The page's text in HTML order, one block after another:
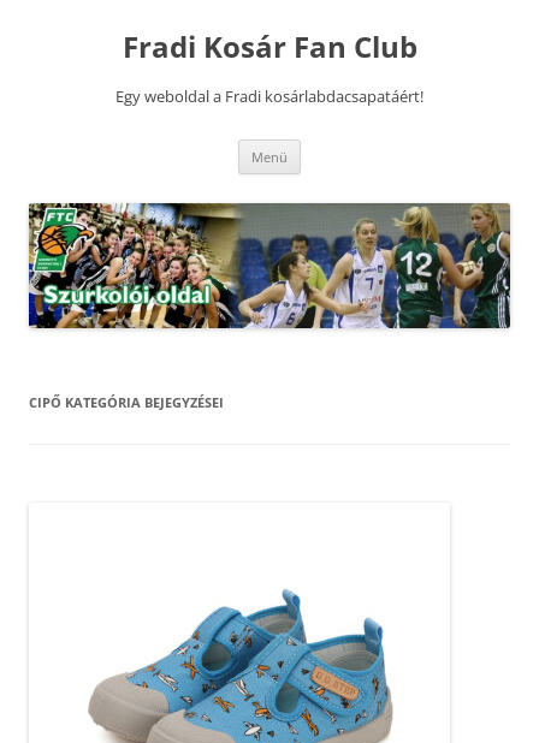
Fradi Kosár Fan Club
Egy weboldal a Fradi kosárlabdacsapatáért!
Menü
CIPŐ KATEGÓRIA BEJEGYZÉSEI